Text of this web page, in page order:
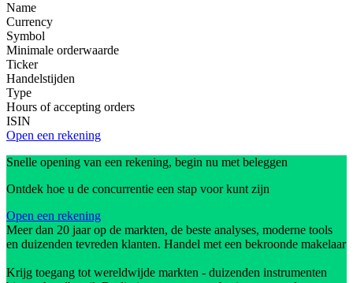
Name
Currency
Symbol
Minimale orderwaarde
Ticker
Handelstijden
Type
Hours of accepting orders
ISIN
Open een rekening
Snelle opening van een rekening, begin nu met beleggen
Ontdek hoe u de concurrentie een stap voor kunt zijn
Open een rekening
Meer dan 20 jaar op de markten, de beste analyses, moderne tools
en duizenden tevreden klanten. Handel met een bekroonde makelaar
Krijg toegang tot wereldwijde markten - duizenden instrumenten